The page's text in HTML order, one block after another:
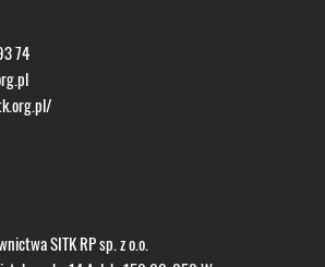
74
SITK RP sp. z o.o.